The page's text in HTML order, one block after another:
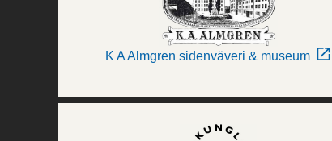
K A Almgren sidenväveri & museum